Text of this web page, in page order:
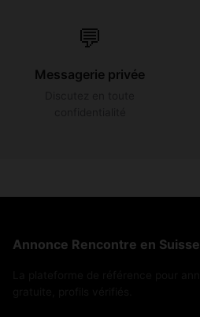
💬
Messagerie privée
Annonce Rencontre en Suisse